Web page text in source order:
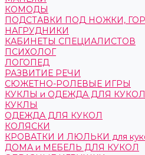
КОМОДЫ
ПОДСТАВКИ ПОД НОЖКИ,
НАГРУДНИКИ
КАБИНЕТЫ СПЕЦИАЛИСТОВ
ПСИХОЛОГ
ЛОГОПЕД
РАЗВИТИЕ РЕЧИ
СЮЖЕТНО-РОЛЕВЫЕ ИГРЫ
КУКЛЫ и ОДЕЖДА ДЛЯ КУКОЛ
КУКЛЫ
ОДЕЖДА ДЛЯ КУКОЛ
КОЛЯСКИ
КРОВАТКИ И ЛЮЛЬКИ для
ДОМА и МЕБЕЛЬ ДЛЯ КУКОЛ